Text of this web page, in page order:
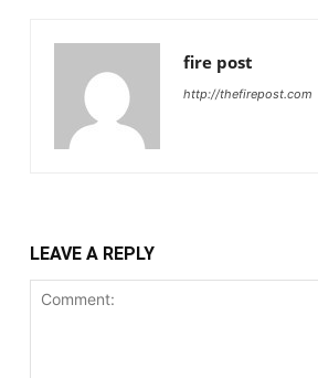
fire post
http://thefirepost.com
LEAVE A REPLY